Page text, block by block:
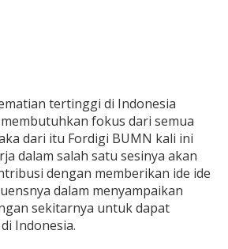
tertinggi di Indonesia
fokus dari semua
dari itu Fordigi BUMN kali ini
dalam salah satu sesinya akan
dengan memberikan ide ide
dalam menyampaikan
sekitarnya untuk dapat
Indonesia.